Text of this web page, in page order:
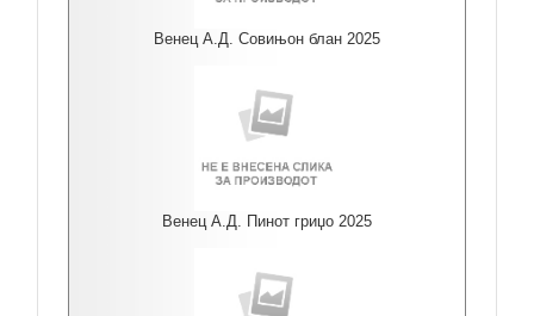
Венец А.Д. Совињон блан 2025
Венец А.Д. Пинот гриџо 2025